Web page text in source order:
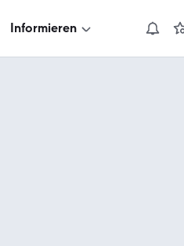
Informieren